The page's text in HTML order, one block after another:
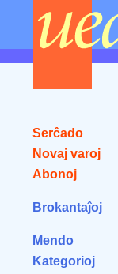
Serĉado
Novaj varoj
Abonoj
Brokantaĵoj
Mendo
Kategorioj